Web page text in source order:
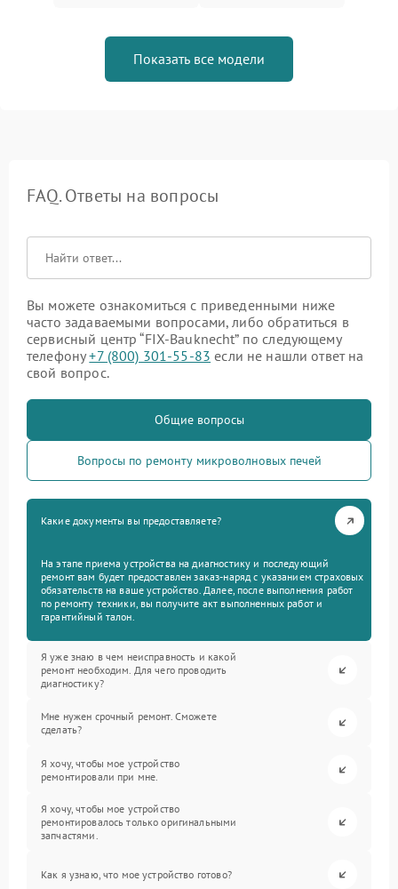
Показать все модели
FAQ. Ответы на вопросы
Вы можете ознакомиться с приведенными ниже
часто задаваемыми вопросами, либо обратиться в
сервисный центр “FIX-Bauknecht” по следующему
телефону+7 (800) 301-55-83 если не нашли ответ на
свой вопрос.
Общие вопросы
Вопросы по ремонту микроволновых печей
Какие документы вы предоставляете?
На этапе приема устройства на диагностику и последующий
ремонт вам будет предоставлен заказ-наряд с указанием страховых
обязательств на ваше устройство. Далее, после выполнения работ
по ремонту техники, вы получите акт выполненных работ и
гарантийный талон.
Я уже знаю в чем неисправность и какой
ремонт необходим. Для чего проводить
диагностику?
Мне нужен срочный ремонт. Сможете
сделать?
Я хочу, чтобы мое устройство
ремонтировали при мне.
Я хочу, чтобы мое устройство
ремонтировалось только оригинальными
запчастями.
Как я узнаю, что мое устройство готово?